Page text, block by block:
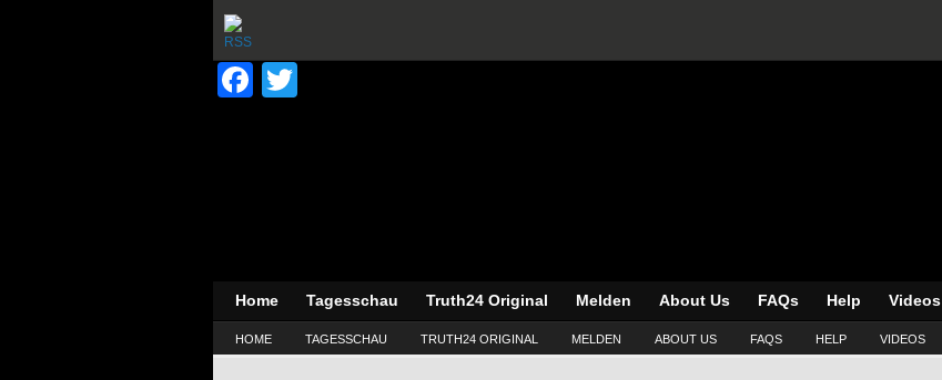
Facebook
Home Tagesschau Truth24 Original Melden About Us FAQs Help Videos
HOME TAGESSCHAU TRUTH24 ORIGINAL MELDEN ABOUT US FAQS HELP VIDEOS